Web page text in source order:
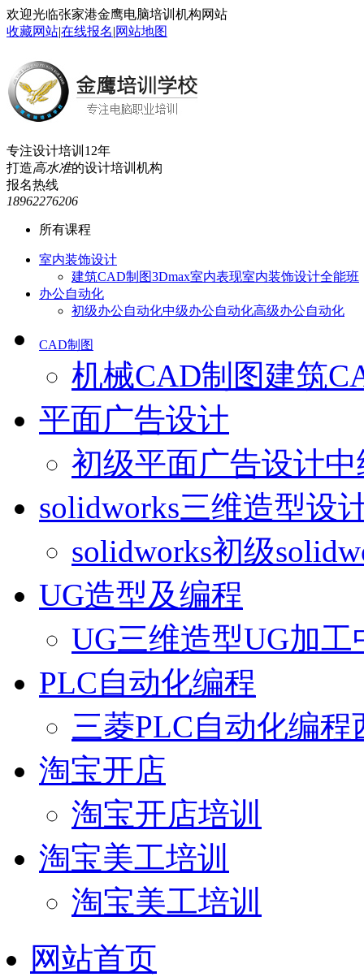
欢迎光临张家港金鹰电脑培训机构网站
收藏网站|在线报名|网站地图
专注设计培训12年
打造高水准的设计培训机构
报名热线
18962276206
所有课程
室内装饰设计
建筑CAD制图3Dmax室内表现室内装饰设计全能班
办公自动化
初级办公自动化中级办公自动化高级办公自动化
CAD制图
机械CAD制图建筑
平面广告设计
初级平面广告设计
solidworks三维造型设
solidworks初级
UG造型及编程
UG三维造型UG加工
PLC自动化编程
三菱PLC自动化编程
淘宝开店
淘宝开店培训
淘宝美工培训
淘宝美工培训
网站首页